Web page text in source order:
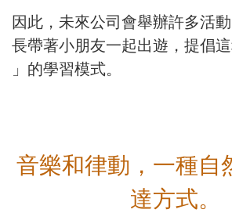
因此，未來公司會舉辦許多活
長帶著小朋友一起出遊，提倡
」的學習模式。
音樂和律動，一種自
達方式。